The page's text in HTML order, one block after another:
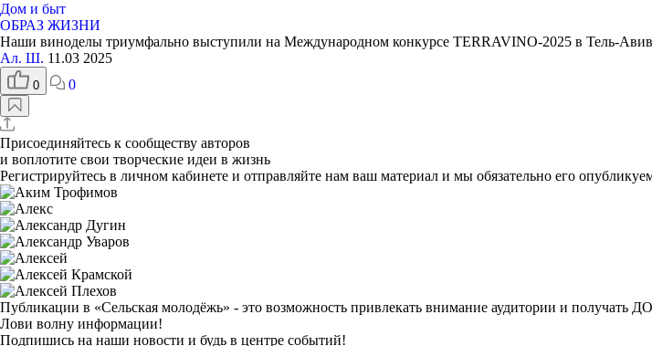
Дом и быт
ОБРАЗ ЖИЗНИ
Наши виноделы триумфально выступили на Международном конкурсе TERRAVINO-2025 в Тель-
Ал. Ш. 11.03 2025
0 0
Присоединяйтесь к сообществу авторов
и воплотите свои творческие идеи в жизнь
Регистрируйтесь в личном кабинете и отправляйте нам ваш материал и мы обязательно его
Публикации в «Сельская молодёжь» - это возможность привлекать внимание аудитории и получать
Лови волну информации!
Подпишись на наши новости и будь в центре событий!